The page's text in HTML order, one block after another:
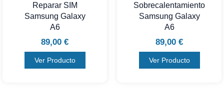
Reparar SIM
Samsung Galaxy
A6
89,00 €
Ver Producto
Sobrecalentamiento
Samsung Galaxy
A6
89,00 €
Ver Producto